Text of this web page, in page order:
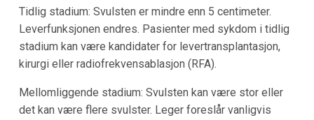
Tidlig stadium: Svulsten er mindre enn 5 centimeter.
Leverfunksjonen endres. Pasienter med sykdom i tidlig
stadium kan være kandidater for levertransplantasjon,
kirurgi eller radiofrekvensablasjon (RFA).
Mellomliggende stadium: Svulsten kan være stor eller
det kan være flere svulster. Leger foreslår vanligvis